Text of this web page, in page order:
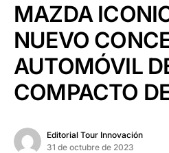
MAZDA
NUEVO
AUTOMÓVIL
COMPACTO
Editorial Tour Innovación
31 de octubre de 2023